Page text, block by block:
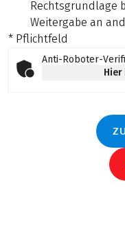
Rechtsgrundlage
Weitergabe an
* Pflichtfeld
Anti-Roboter-
Hier